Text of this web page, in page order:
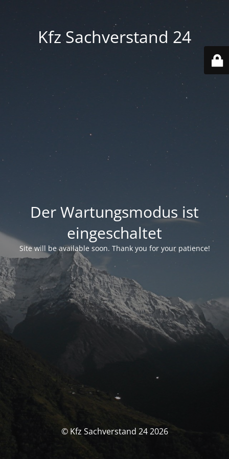
Kfz Sachverstand 24
Der Wartungsmodus ist
eingeschaltet
Site will be available soon. Thank you for your patience!
© Kfz Sachverstand 24 2026